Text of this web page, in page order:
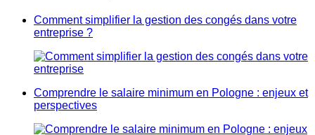
Comment simplifier la gestion des congés dans votre
entreprise ?
Comprendre le salaire minimum en Pologne : enjeux et
perspectives